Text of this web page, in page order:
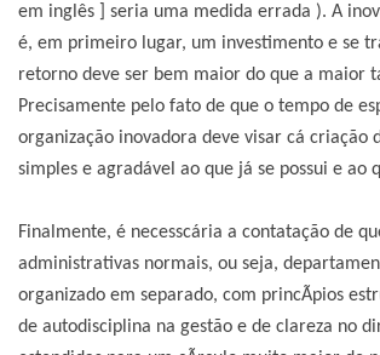
em inglês ] seria uma medida errada ). A
é, em primeiro lugar, um investimento e se
retorno deve ser bem maior do que a maior
Precisamente pelo fato de que o tempo de
organização inovadora deve visar cá criação
simples e agradável ao que já se possui e ao
Finalmente, é necesscária a contatação de
administrativas normais, ou seja,
organizado em separado, com princÃ­pios
de autodisciplina na gestão e de clareza no